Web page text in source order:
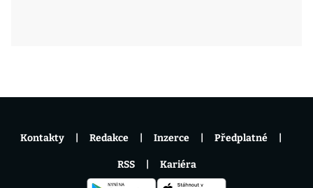
Kontakty Redakce Inzerce Předplatné
RSS Kariéra